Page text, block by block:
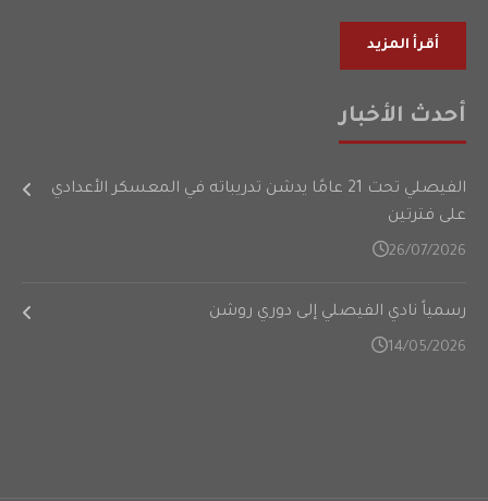
أقرأ المزيد
أحدث الأخبار
الفيصلي تحت 21 عامًا يدشن تدريباته في المعسكر الأعدادي
على فترتين
26/07/2026
رسمياً نادي الفيصلي إلى دوري روشن
14/05/2026